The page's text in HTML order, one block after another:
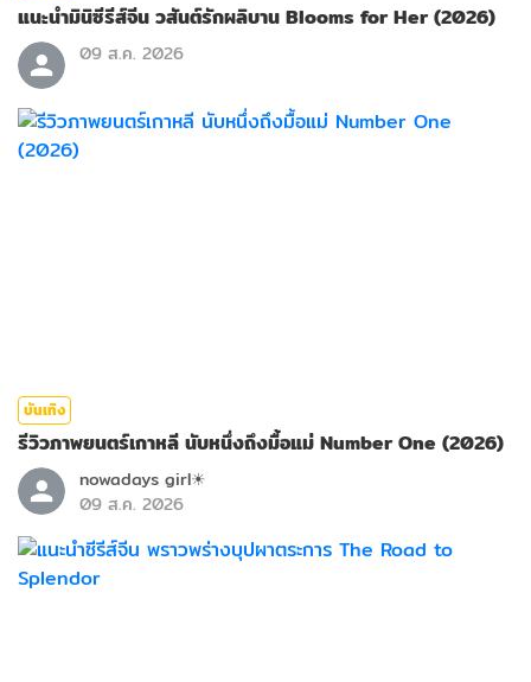
แนะนำมินิซีรีส์จีน วสันต์รักผลิบาน Blooms for Her (2026)
09 ส.ค. 2026
บันเทิง
รีวิวภาพยนตร์เกาหลี นับหนึ่งถึงมื้อแม่ Number One (2026)
nowadays girl☀︎︎
09 ส.ค. 2026